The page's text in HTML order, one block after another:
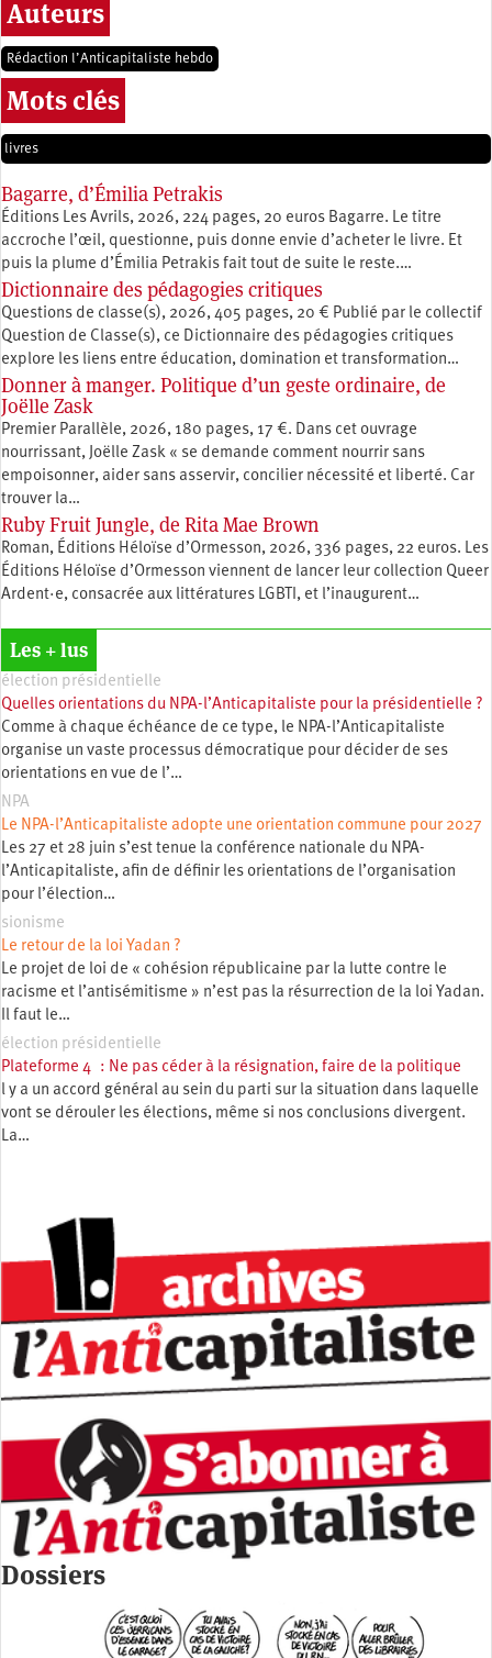
Auteurs
Rédaction l’Anticapitaliste hebdo
Mots clés
livres
Bagarre, d’Émilia Petrakis
Éditions Les Avrils, 2026, 224 pages, 20 euros Bagarre. Le titre
accroche l’œil, questionne, puis donne envie d’acheter le livre. Et
puis la plume d’Émilia Petrakis fait tout de suite le reste.…
Dictionnaire des pédagogies critiques
Questions de classe(s), 2026, 405 pages, 20 € Publié par le collectif
Question de Classe(s), ce Dictionnaire des pédagogies critiques
explore les liens entre éducation, ­domination et transformation…
Donner à manger. Politique d’un geste ordinaire, de
Joëlle Zask
Premier Parallèle, 2026, 180 pages, 17 €. Dans cet ouvrage
nourrissant, Joëlle Zask « se demande comment nourrir sans
empoisonner, aider sans asservir, concilier nécessité et liberté. Car
trouver la…
Ruby Fruit Jungle, de Rita Mae Brown
Roman, Éditions Héloïse d’Ormesson, 2026, 336 pages, 22 euros. Les
Éditions Héloïse d’Ormesson viennent de lancer leur collection Queer
Ardent·e, consacrée aux littératures LGBTI, et l’inaugurent…
Les + lus
élection présidentielle
Quelles orientations du NPA-l’Anticapitaliste pour la présidentielle ?
Comme à chaque échéance de ce type, le NPA-l’Anticapitaliste
organise un vaste processus démocratique pour décider de ses
orientations en vue de l’…
NPA
Le NPA-l’Anticapitaliste adopte une orientation commune pour 2027
Les 27 et 28 juin s’est tenue la conférence nationale du NPA-
l’Anticapitaliste, afin de définir les orientations de l’organisation
pour l’élection…
sionisme
Le retour de la loi Yadan ?
Le projet de loi de « cohésion républicaine par la lutte contre le
racisme et l’antisémitisme » n’est pas la résurrection de la loi Yadan.
Il faut le…
élection présidentielle
Plateforme 4 : Ne pas céder à la résignation, faire de la politique
l y a un accord général au sein du parti sur la situation dans laquelle
vont se dérouler les élections, même si nos conclusions divergent.
La…
Dossiers